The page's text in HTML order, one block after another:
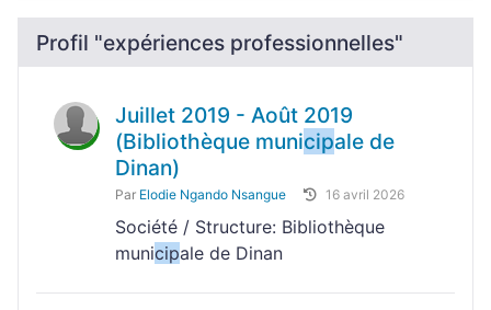
Profil "expériences professionnelles"
Juillet 2019 - Août 2019
(Bibliothèque municipale de
Dinan)
Par Elodie Ngando Nsangue 16 avril 2026
Société / Structure: Bibliothèque
municipale de Dinan